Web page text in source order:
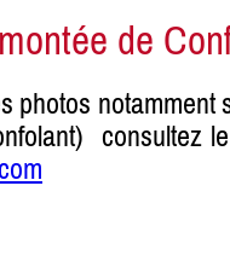
de
photos notamment
consultez